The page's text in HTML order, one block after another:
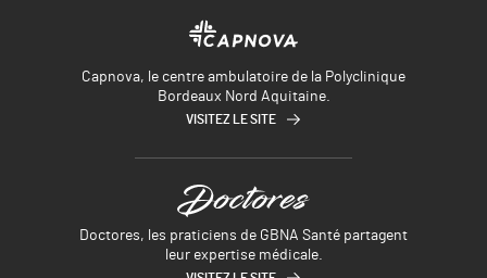
Capnova, le centre ambulatoire de la Polyclinique
Bordeaux Nord Aquitaine.
VISITEZ LE SITE
Doctores, les praticiens de GBNA Santé partagent
leur expertise médicale.